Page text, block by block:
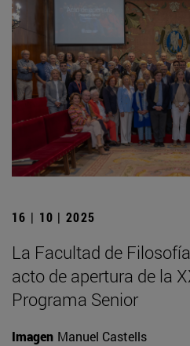
16 | 10 | 2025
La Facultad de
acto de apertura de la
Programa Senior
Imagen Manuel Castells